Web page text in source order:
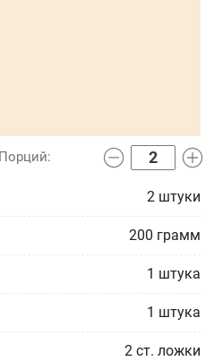
2 штуки
200 грамм
1 штука
1 штука
2 ст. ложки